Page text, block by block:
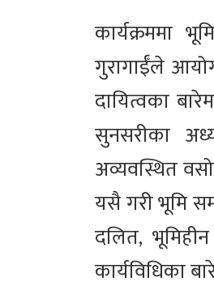
कार्यक्रममा
गुरागाईँले
दायित्वका
सुनसरीका
अव्यवस्थित
यसै गरी भूमि
दलित,
कार्यविधिका